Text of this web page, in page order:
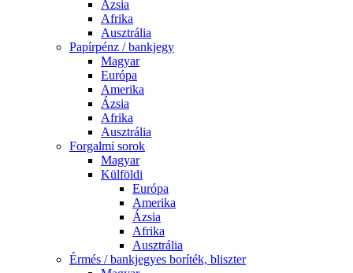
Ázsia
Afrika
Ausztrália
Papírpénz / bankjegy
Magyar
Európa
Amerika
Ázsia
Afrika
Ausztrália
Forgalmi sorok
Magyar
Külföldi
Európa
Amerika
Ázsia
Afrika
Ausztrália
Érmés / bankjegyes boríték, bliszter